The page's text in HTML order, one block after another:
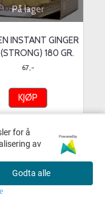
På lager
INSTANT GINGER
180 GR.
67,-
KJØP
for å
av
Powered by
Godta alle